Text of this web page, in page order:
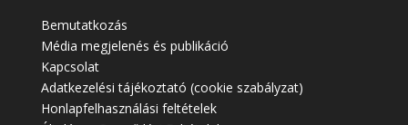
Bemutatkozás
Média megjelenés és publikáció
Kapcsolat
Adatkezelési tájékoztató (cookie szabályzat)
Honlapfelhasználási feltételek